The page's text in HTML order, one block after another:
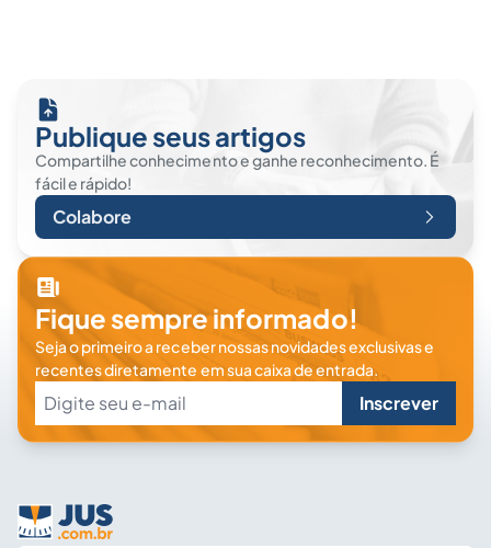
Publique seus artigos
Compartilhe conhecimento e ganhe reconhecimento. É
fácil e rápido!
Colabore
Fique sempre informado!
Seja o primeiro a receber nossas novidades exclusivas e
recentes diretamente em sua caixa de entrada.
Inscrever